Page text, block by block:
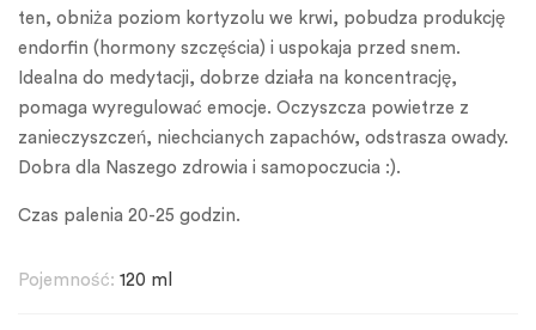
ten, obniża poziom kortyzolu we krwi, pobudza produkcję
endorfin (hormony szczęścia) i uspokaja przed snem.
Idealna do medytacji, dobrze działa na koncentrację,
pomaga wyregulować emocje. Oczyszcza powietrze z
zanieczyszczeń, niechcianych zapachów, odstrasza owady.
Dobra dla Naszego zdrowia i samopoczucia :).
Czas palenia 20-25 godzin.
Pojemność: 120 ml